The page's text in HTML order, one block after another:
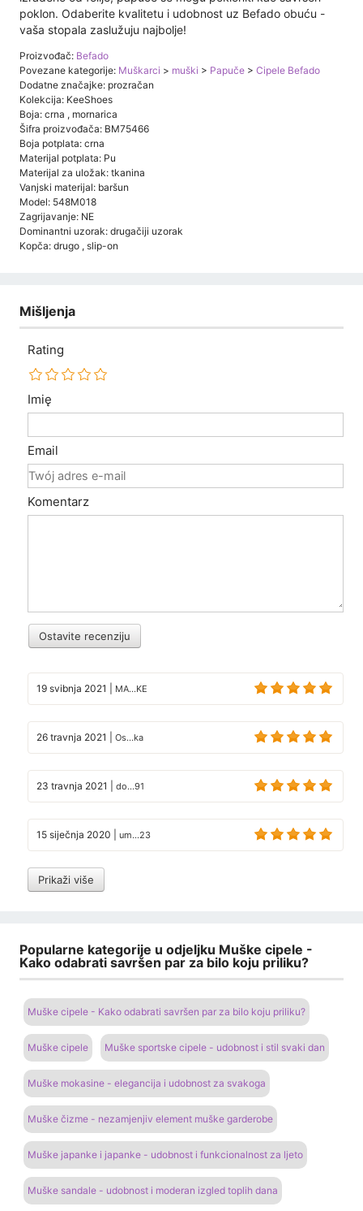
poklon. Odaberite kvalitetu i udobnost uz Befado obuću -
vaša stopala zaslužuju najbolje!
Proizvođač: Befado
Povezane kategorije: Muškarci > muški > Papuče > Cipele Befado
Dodatne značajke: prozračan
Kolekcija: KeeShoes
Boja: crna , mornarica
Šifra proizvođača: BM75466
Boja potplata: crna
Materijal potplata: Pu
Materijal za uložak: tkanina
Vanjski materijal: baršun
Model: 548M018
Zagrijavanje: NE
Dominantni uzorak: drugačiji uzorak
Kopča: drugo , slip-on
Mišljenja
Rating
Imię
Email
Komentarz
Ostavite recenziju
19 svibnja 2021 MA...KE
26 travnja 2021 Os...ka
23 travnja 2021 do...91
15 siječnja 2020 um...23
Prikaži više
Popularne kategorije u odjeljku Muške cipele -
Kako odabrati savršen par za bilo koju priliku?
Muške cipele - Kako odabrati savršen par za bilo koju priliku?
Muške cipele Muške sportske cipele - udobnost i stil svaki dan
Muške mokasine - elegancija i udobnost za svakoga
Muške čizme - nezamjenjiv element muške garderobe
Muške japanke i japanke - udobnost i funkcionalnost za ljeto
Muške sandale - udobnost i moderan izgled toplih dana